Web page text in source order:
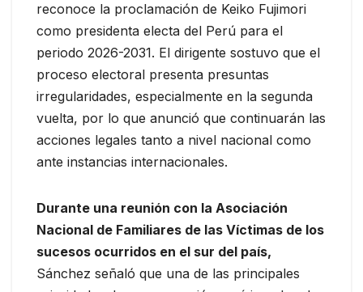
reconoce la proclamación de Keiko Fujimori
como presidenta electa del Perú para el
periodo 2026-2031. El dirigente sostuvo que el
proceso electoral presenta presuntas
irregularidades, especialmente en la segunda
vuelta, por lo que anunció que continuarán las
acciones legales tanto a nivel nacional como
ante instancias internacionales.
Durante una reunión con la Asociación
Nacional de Familiares de las Víctimas de los
sucesos ocurridos en el sur del país,
Sánchez señaló que una de las principales